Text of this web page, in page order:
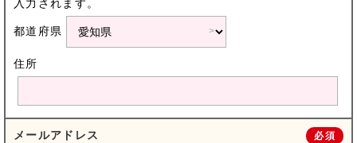
入力されます。
都道府県
住所
メールアドレス 必須